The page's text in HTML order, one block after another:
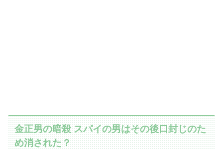
金正男の暗殺 スパイの男はその後口封じのた
め消された？